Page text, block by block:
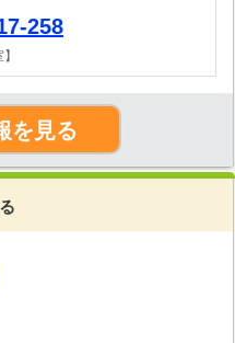
258
を見る